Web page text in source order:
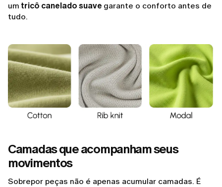
um tricô canelado suave garante o conforto antes de
tudo.
Camadas que acompanham seus
movimentos
Sobrepor peças não é apenas acumular camadas. É